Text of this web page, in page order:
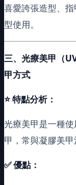
喜愛誇張造型、
型使用。
三、光療美甲（
甲方式
⭐特點分析：
光療美甲是一種使
甲，常與凝膠美
✅ 優點：